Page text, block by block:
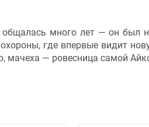
много лет — он был
где впервые видит
мачеха — ровесница самой